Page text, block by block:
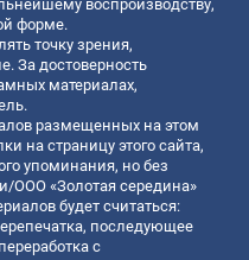
воспроизводству,
форме.
точку зрения,
За достоверность
материалах,
размещенных на этом
на страницу этого сайта,
упоминания, но без
ООО «Золотая середина»
будет считаться:
последующее
с